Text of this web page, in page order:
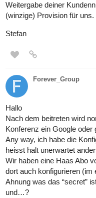
Weitergabe deiner
(winzige) Provision für uns.
Stefan
Forever_Group
Hallo
Nach dem beitreten wird
Konferenz ein Google oder
Any way, ich habe die
heisst halt unerwartet
Wir haben eine Haas Abo
dort auch konfigurieren (im
Ahnung was das “secret”
und…?